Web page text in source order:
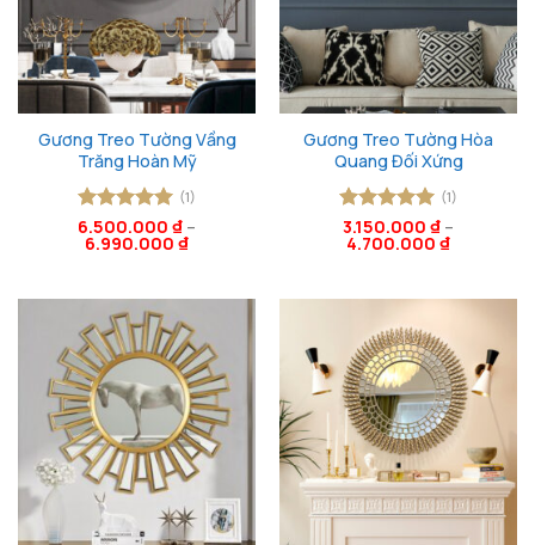
Gương Treo Tường Vầng
Trăng Hoàn Mỹ
Được xếp
hạng55
(1)
6.500.000 ₫ –
6.990.000 ₫
Gương Treo Tường Hòa
Quang Đối Xứng
Được xếp
hạng55
(1)
3.150.000 ₫ –
4.700.000 ₫